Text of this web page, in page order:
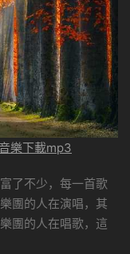
樂下載mp3
了不少，每一首歌
團的人在演唱，其
團的人在唱歌，這